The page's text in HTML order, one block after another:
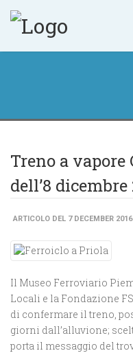
Treno a vapore
dell’8 dicembre
ARTICOLO DEL 7 DECEMBER 2016
Il Museo Ferroviario
Locali e la Fondazione
di confermare il treno,
giorni dall’alluvione;
porta il messaggio del